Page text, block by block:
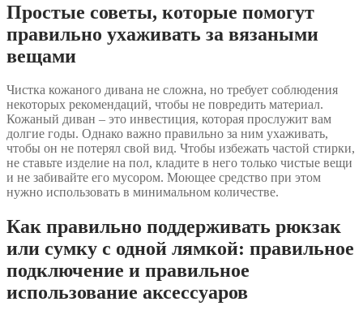
Простые советы, которые помогут
правильно ухаживать за вязаными
вещами
Чистка кожаного дивана не сложна, но требует соблюдения
некоторых рекомендаций, чтобы не повредить материал.
Кожаный диван – это инвестиция, которая прослужит вам
долгие годы. Однако важно правильно за ним ухаживать,
чтобы он не потерял свой вид. Чтобы избежать частой стирки,
не ставьте изделие на пол, кладите в него только чистые вещи
и не забивайте его мусором. Моющее средство при этом
нужно использовать в минимальном количестве.
Как правильно поддерживать рюкзак
или сумку с одной лямкой: правильное
подключение и правильное
использование аксессуаров